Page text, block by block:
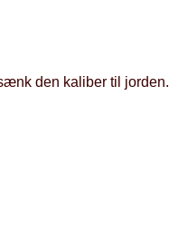
den kaliber til jorden.